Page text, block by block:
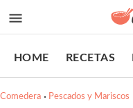
HOME RECETAS
Comedera Pescados y Mariscos